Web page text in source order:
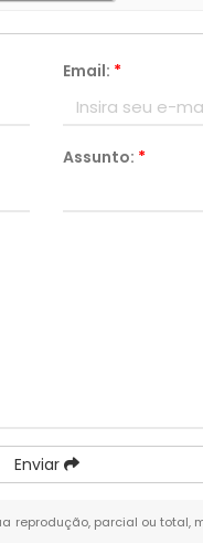
Email: *
Assunto: *
Enviar
reprodução, parcial ou